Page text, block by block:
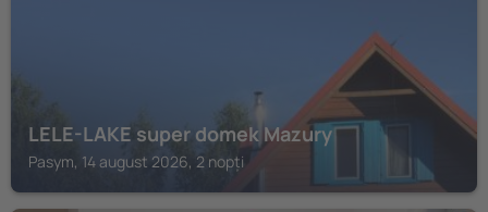
LELE-LAKE super domek Mazury
Pasym, 14 august 2026, 2 nopți